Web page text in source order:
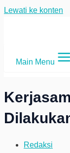
Lewati ke konten
Main Menu
Redaksi